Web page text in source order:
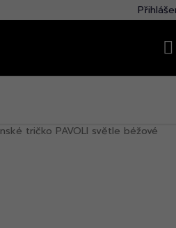
tričko PAVOLI světle béžové